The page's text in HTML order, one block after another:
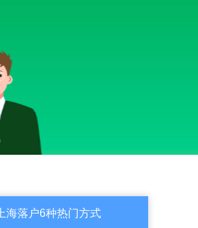
上海落户6种热门方式